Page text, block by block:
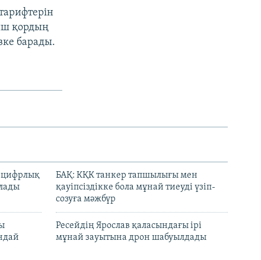
қордың
барады.
цифрлық
БАҚ: КҚК танкер тапшылығы мен
қауіпсіздікке бола мұнай тиеуді үзіп-
созуға мәжбүр
Ресейдің Ярослав қаласындағы ірі
мұнай зауытына дрон шабуылдады